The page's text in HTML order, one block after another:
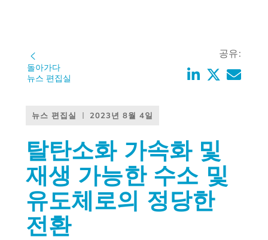
돌아가다
뉴스 편집실
공유:
뉴스 편집실 2023년 8월 4일
탈탄소화 가속화 및
재생 가능한 수소 및
유도체로의 정당한
전환